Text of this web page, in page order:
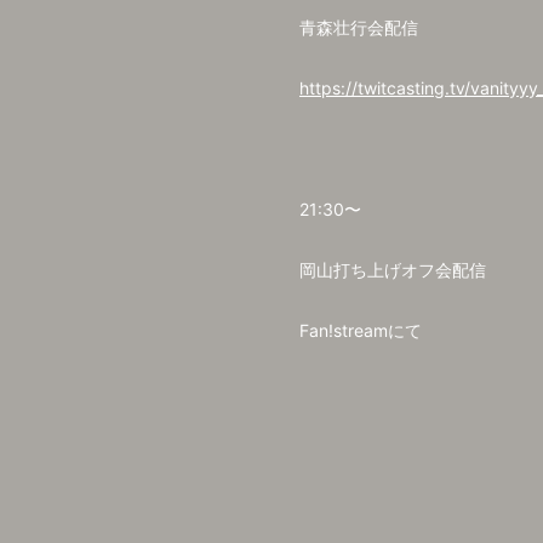
青森壮行会配信
https://twitcasting.tv/
21:30〜
岡山打ち上げオフ会配信
Fan!streamにて